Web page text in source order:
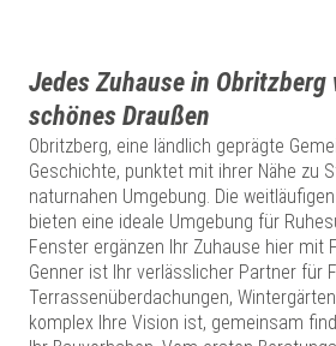
Jedes Zuhause in Obritzberg
schönes Draußen
Obritzberg, eine ländlich geprägte
Geschichte, punktet mit ihrer Nähe zu
naturnahen Umgebung. Die
bieten eine ideale Umgebung für
Fenster ergänzen Ihr Zuhause hier mit
Genner ist Ihr verlässlicher Partner für
Terrassenüberdachungen,
komplex Ihre Vision ist, gemeinsam